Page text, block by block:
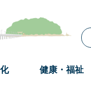
健康・福祉